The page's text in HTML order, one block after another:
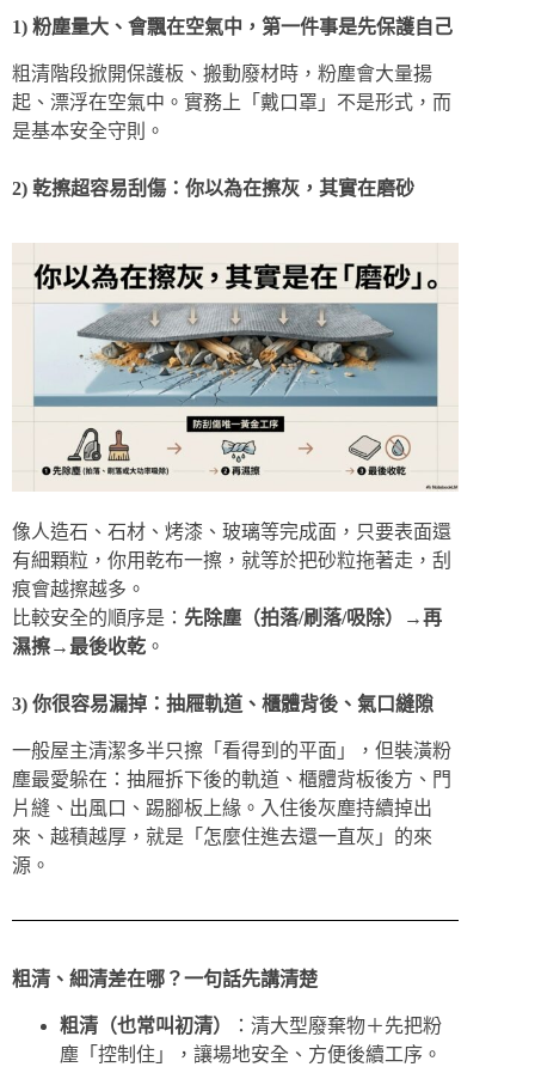
1) 粉塵量大、會飄在空氣中，第一件事是先保護自己
粗清階段掀開保護板、搬動廢材時，粉塵會大量揚
起、漂浮在空氣中。實務上「戴口罩」不是形式，而
是基本安全守則。
2) 乾擦超容易刮傷：你以為在擦灰，其實在磨砂
像人造石、石材、烤漆、玻璃等完成面，只要表面還
有細顆粒，你用乾布一擦，就等於把砂粒拖著走，刮
痕會越擦越多。
比較安全的順序是： 先除塵（拍落/刷落/吸除）→再
濕擦→最後收乾 。
3) 你很容易漏掉：抽屜軌道、櫃體背後、氣口縫隙
一般屋主清潔多半只擦「看得到的平面」，但裝潢粉
塵最愛躲在：抽屜拆下後的軌道、櫃體背板後方、門
片縫、出風口、踢腳板上緣。入住後灰塵持續掉出
來、越積越厚，就是「怎麼住進去還一直灰」的來
源。
粗清、細清差在哪？一句話先講清楚
粗清（也常叫初清）
：清大型廢棄物＋先把粉
塵「控制住」，讓場地安全、方便後續工序。